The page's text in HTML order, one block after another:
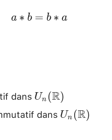
a ∗ b = b ∗ a
dans Un (R)
dans Un (R)